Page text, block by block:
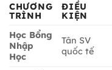
CHƯƠNG
TRÌNH
ĐIỀU
KIỆN
Học Bổng
Nhập
Học
Tân SV
quốc tế